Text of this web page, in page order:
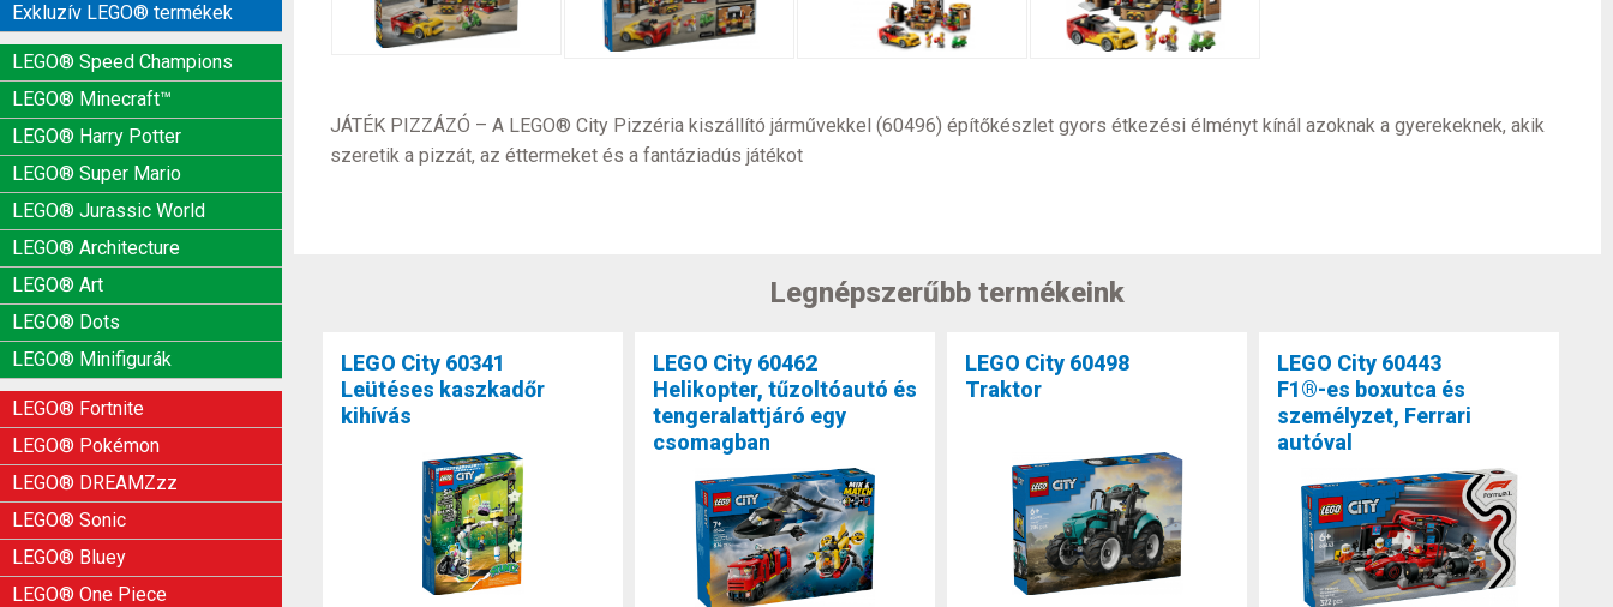
Exkluzív LEGO® termékek
LEGO® Speed Champions
LEGO® Minecraft™
LEGO® Harry Potter
LEGO® Super Mario
LEGO® Jurassic World
LEGO® Architecture
LEGO® Art
LEGO® Dots
LEGO® Minifigurák
LEGO® Fortnite
LEGO® Pokémon
LEGO® DREAMZzz
LEGO® Sonic
LEGO® Bluey
LEGO® One Piece
JÁTÉK PIZZÁZÓ – A LEGO® City Pizzéria kiszállító járművekkel (60496) építőkészlet gyors étkezési élményt kínál azoknak a gyerekeknek, akik
szeretik a pizzát, az éttermeket és a fantáziadús játékot
Legnépszerűbb termékeink
LEGO City 60341
Leütéses kaszkadőr
kihívás
LEGO City 60462
Helikopter, tűzoltóautó és
tengeralattjáró egy
csomagban
LEGO City 60498
Traktor
LEGO City 60443
F1®-es boxutca és
személyzet, Ferrari
autóval